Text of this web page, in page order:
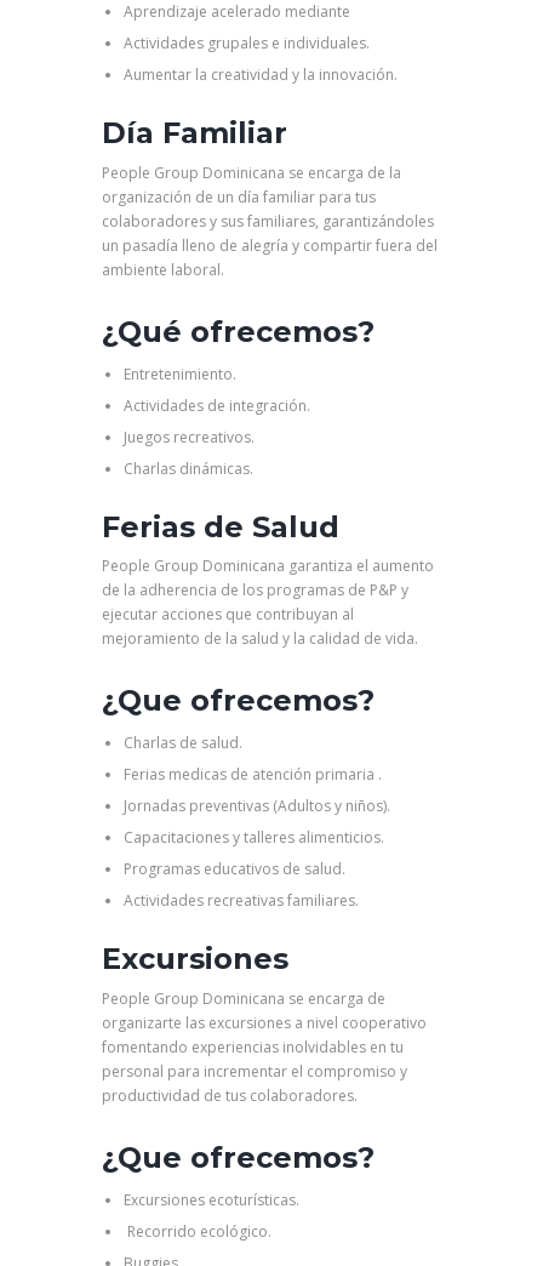
Aprendizaje acelerado mediante
Actividades grupales e individuales.
Aumentar la creatividad y la innovación.
Día Familiar
People Group Dominicana se encarga de la
organización de un día familiar para tus
colaboradores y sus familiares, garantizándoles
un pasadía lleno de alegría y compartir fuera del
ambiente laboral.
¿Qué ofrecemos?
Entretenimiento.
Actividades de integración.
Juegos recreativos.
Charlas dinámicas.
Ferias de Salud
People Group Dominicana garantiza el aumento
de la adherencia de los programas de P&P y
ejecutar acciones que contribuyan al
mejoramiento de la salud y la calidad de vida.
¿Que ofrecemos?
Charlas de salud.
Ferias medicas de atención primaria .
Jornadas preventivas (Adultos y niños).
Capacitaciones y talleres alimenticios.
Programas educativos de salud.
Actividades recreativas familiares.
Excursiones
People Group Dominicana se encarga de
organizarte las excursiones a nivel cooperativo
fomentando experiencias inolvidables en tu
personal para incrementar el compromiso y
productividad de tus colaboradores.
¿Que ofrecemos?
Excursiones ecoturísticas.
Recorrido ecológico.